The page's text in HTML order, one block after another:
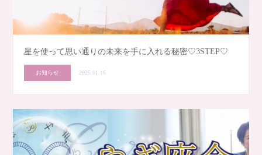
星を使って思い通りの未来を手に入れる秘密♡3STEP♡
お知らせ 2025.01.16